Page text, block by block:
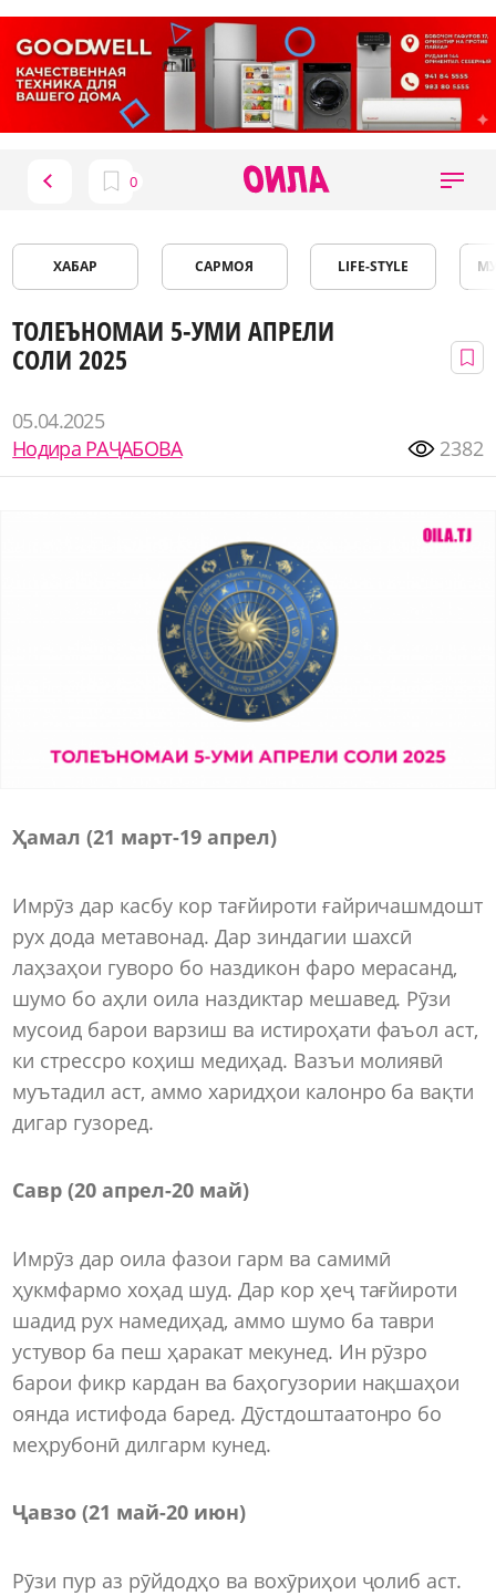
ХАБАР САРМОЯ LIFE-STYLE
ТОЛЕЪНОМАИ 5-УМИ АПРЕЛИ
СОЛИ 2025
05.04.2025
Нодира РАҶАБОВА
2382
Ҳамал (21 март-19 апрел)
Имрӯз дар касбу кор тағйироти ғайричашмдошт
рух дода метавонад. Дар зиндагии шахсӣ
лаҳзаҳои гуворо бо наздикон фаро мерасанд,
шумо бо аҳли оила наздиктар мешавед. Рӯзи
мусоид барои варзиш ва истироҳати фаъол аст,
ки стрессро коҳиш медиҳад. Вазъи молиявӣ
муътадил аст, аммо харидҳои калонро ба вақти
дигар гузоред.
Савр (20 апрел-20 май)
Имрӯз дар оила фазои гарм ва самимӣ
ҳукмфармо хоҳад шуд. Дар кор ҳеҷ тағйироти
шадид рух намедиҳад, аммо шумо ба таври
устувор ба пеш ҳаракат мекунед. Ин рӯзро
барои фикр кардан ва баҳогузории нақшаҳои
оянда истифода баред. Дӯстдоштаатонро бо
меҳрубонӣ дилгарм кунед.
Ҷавзо (21 май-20 июн)
Рӯзи пур аз рӯйдодҳо ва вохӯриҳои ҷолиб аст.